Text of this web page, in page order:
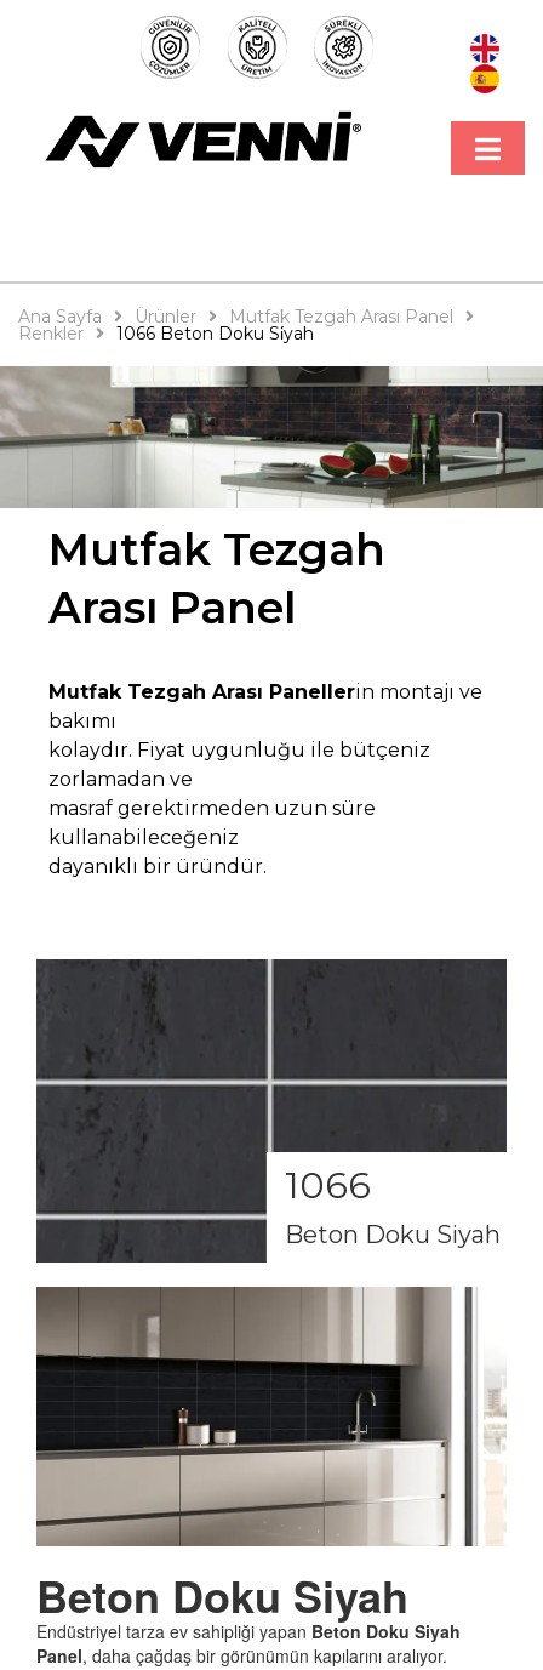
Ana Sayfa Ürünler Mutfak Tezgah Arası Panel
Renkler 1066 Beton Doku Si̇yah
Mutfak Tezgah
Arası Panel
Mutfak Tezgah Arası Panellerin montajı ve
bakımı
kolaydır. Fiyat uygunluğu ile bütçeniz
zorlamadan ve
masraf gerektirmeden uzun süre
kullanabileceğeniz
dayanıklı bir üründür.
1066
Beton Doku Siyah
Beton Doku Siyah
Endüstriyel tarza ev sahipliği yapan Beton Doku Siyah
Panel, daha çağdaş bir görünümün kapılarını aralıyor.